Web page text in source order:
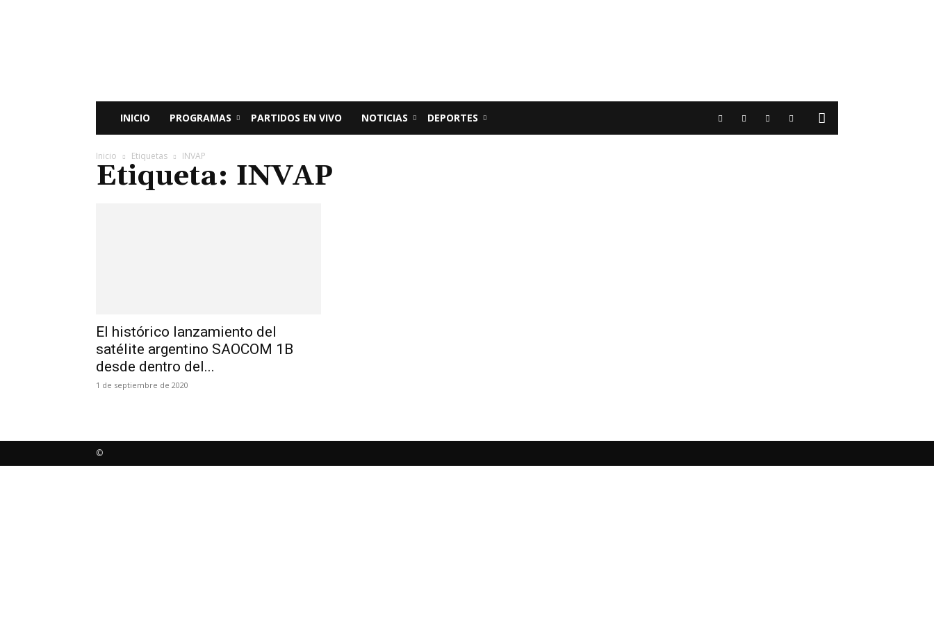
INICIO PROGRAMAS PARTIDOS EN VIVO NOTICIAS DEPORTES
Inicio Etiquetas INVAP
Etiqueta: INVAP
El histórico lanzamiento del
satélite argentino SAOCOM 1B
desde dentro del...
1 de septiembre de 2020
©